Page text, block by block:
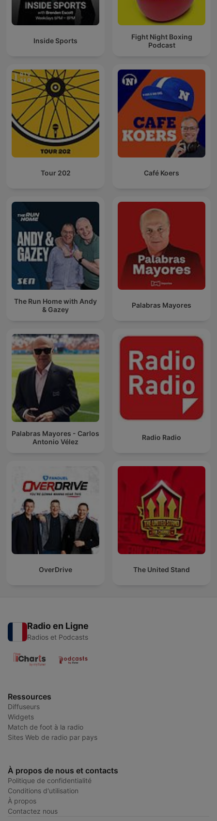
Inside Sports
Fight Night Boxing
Podcast
Tour 202 Café Koers
The Run Home with Andy
& Gazey
Palabras Mayores
Palabras Mayores - Carlos
Antonio Vélez
Radio Radio
OverDrive The United Stand
Radio en Ligne
Radios et Podcasts
Ressources
Diffuseurs
Widgets
Match de foot à la radio
Sites Web de radio par pays
À propos de nous et contacts
Politique de confidentialité
Conditions d'utilisation
À propos
Contactez nous